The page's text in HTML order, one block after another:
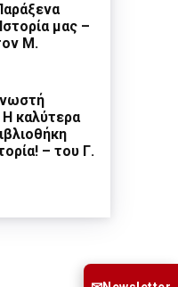
μας –
Μ.
Η καλύτερα
– του Γ.